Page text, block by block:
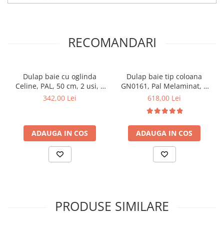
RECOMANDARI
Dulap baie cu oglinda
Celine, PAL, 50 cm, 2 usi, 2
rafturi, soft close, alb
342,00 Lei
ADAUGA IN COS
Dulap baie tip coloana
GN0161, Pal Melaminat, 3
rafturi, cos rufe, alb
618,00 Lei
ADAUGA IN COS
PRODUSE SIMILARE